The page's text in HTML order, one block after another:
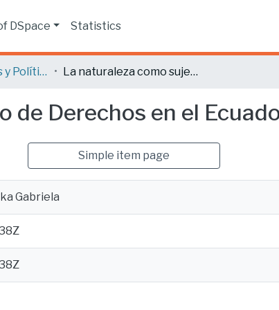
DSpace Statistics
Ciencias Jurídicas y Políticas La naturaleza como sujeto de Derechos en el Ecuador
de Derechos en el
Simple item page
Gabriela